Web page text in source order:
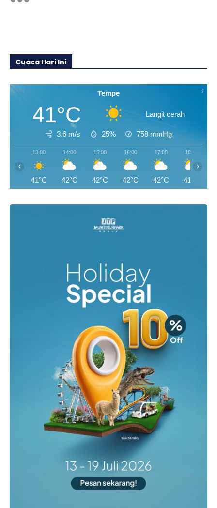
Cuaca Hari Ini
Tempe
41°C Langit cerah
3.6 m/s 25% 758 mmHg
13:00
41°C
14:00
42°C
15:00
42°C
16:00
42°C
17:00
42°C
18:00
41°C
‹ ›